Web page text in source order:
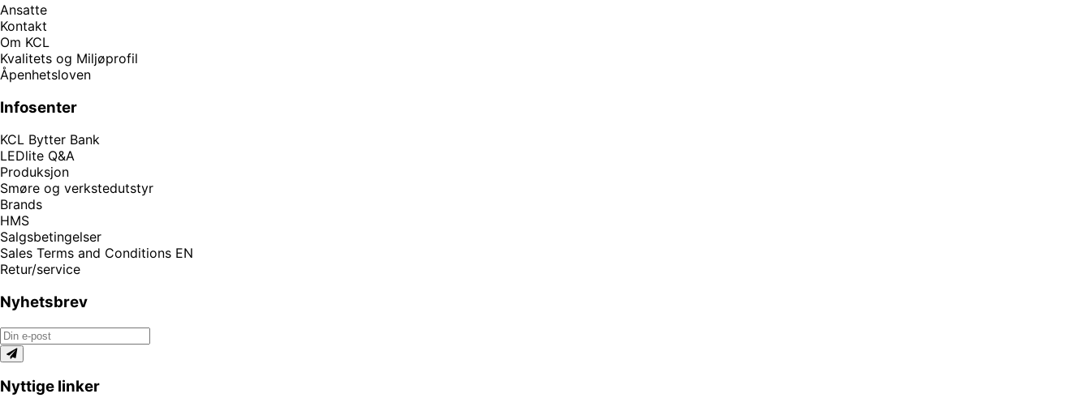
Ansatte
Kontakt
Om KCL
Kvalitets og Miljøprofil
Åpenhetsloven
Infosenter
KCL Bytter Bank
LEDlite Q&A
Produksjon
Smøre og verkstedutstyr
Brands
HMS
Salgsbetingelser
Sales Terms and Conditions EN
Retur/service
Nyhetsbrev
Nyttige linker